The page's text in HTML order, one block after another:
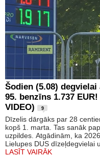
Šodien (5.08)
95. benzīns 1.737
VIDEO)
9
Dīzelis dārgāks par 28
kopš 1. marta. Tas sanāk
uzpildes. Atgādinām, ka
Lielupes DUS dīzeļdegvielai
LASĪT VAIRĀK